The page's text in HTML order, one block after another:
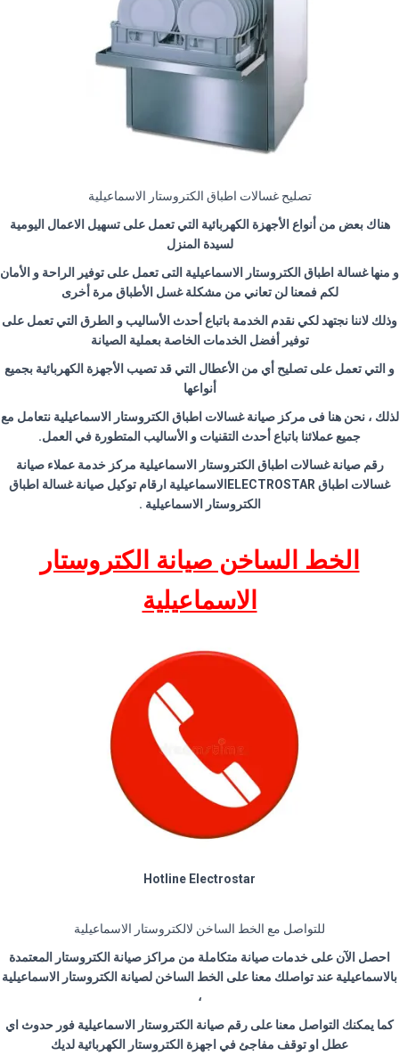
تصليح غسالات اطباق الكتروستار الاسماعيلية
هناك بعض من أنواع الأجهزة الكهربائية التي تعمل على تسهيل الاعمال اليومية
لسيدة المنزل
و منها غسالة اطباق الكتروستار الاسماعيلية التى تعمل على توفير الراحة و الأمان
لكم فمعنا لن تعاني من مشكلة غسل الأطباق مرة أخرى
وذلك لاننا نجتهد لكي نقدم الخدمة باتباع أحدث الأساليب و الطرق التي تعمل على
توفير أفضل الخدمات الخاصة بعملية الصيانة
و التي تعمل على تصليح أي من الأعطال التي قد تصيب الأجهزة الكهربائية بجميع
أنواعها
لذلك ، نحن هنا فى مركز صيانة غسالات اطباق الكتروستار الاسماعيلية نتعامل مع
جميع عملائنا باتباع أحدث التقنيات و الأساليب المتطورة في العمل.
رقم صيانة غسالات اطباق الكتروستار الاسماعيلية مركز خدمة عملاء صيانة
غسالات اطباق ELECTROSTAR الاسماعيلية ارقام توكيل صيانة غسالة اطباق
الكتروستار الاسماعيلية .
الخط الساخن صيانة الكتروستار
الاسماعيلية
Hotline Electrostar
للتواصل مع الخط الساخن لالكتروستار الاسماعيلية
احصل الآن على خدمات صيانة متكاملة من مراكز صيانة الكتروستار المعتمدة
بالاسماعيلية عند تواصلك معنا على الخط الساخن لصيانة الكتروستار الاسماعيلية
،
كما يمكنك التواصل معنا على رقم صيانة الكتروستار الاسماعيلية فور حدوث اي
عطل او توقف مفاجئ في اجهزة الكتروستار الكهربائية لديك